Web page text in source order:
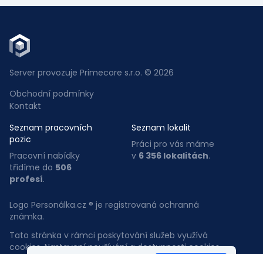
Server provozuje Primecore s.r.o. © 2026
Obchodní podmínky
Kontakt
Seznam pracovních
pozic
Pracovní nabídky
třídíme do 506
profesí.
Seznam lokalit
Práci pro vás máme
v 6 356 lokalitách.
Logo Personálka.cz ® je registrovaná ochranná
známka.
Tato stránka v rámci poskytování služeb využívá
cookies. Nastavení používání a dostupnosti cookies